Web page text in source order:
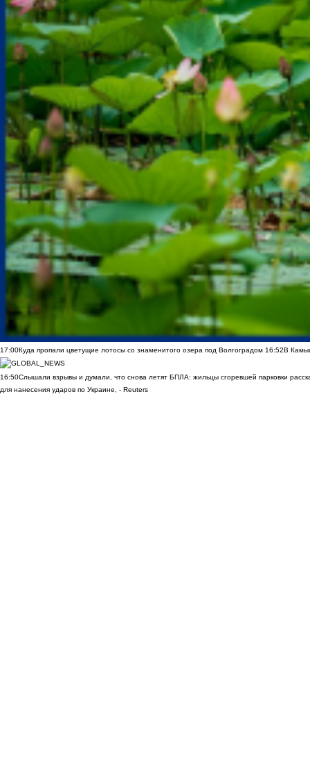
17:00Куда пропали цветущие лотосы со знаменитого озера под Волгоградом 16:52В
16:50Слышали взрывы и думали, что снова летят БПЛА: жильцы сгоревшей парковки
для нанесения ударов по Украине, - Reuters